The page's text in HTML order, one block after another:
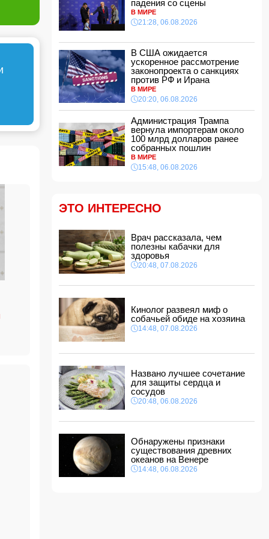
эстетической операции, проведенной
Сеймуром Мамедовым
15:28, 07.08.2026
Алтай Байындыр продолжит карьеру в Ла
Лиге
15:08, 07.08.2026
ВС РФ взяли под контроль Анискино в
Харьковской области
15:00, 07.08.2026
Кинолог развеял миф о собачьей обиде на
хозяина
14:48, 07.08.2026
По делу Arzum 9999 назначена повторная
комплексная экспертиза
14:28, 07.08.2026
На Самира Шарифова возложены новые
полномочия
14:14, 07.08.2026
должности посла
14:10, 07.08.2026
Моуринью в шоке после отказа Родри от
перехода в "Реал"
Ильхам Алиев подписал распоряжения в
связи с двумя дипломатами
14:00, 07.08.2026
Прогноз погоды в Азербайджане на 8 августа
12:48, 07.08.2026
В Азербайджане ищут сотрудников с
зарплатой до 10 000 манатов
12:40, 07.08.2026
падения со сцены
В МИРЕ
21:28, 06.08.2026
В США ожидается
ускоренное рассмотрение
законопроекта о санкциях
против РФ и Ирана
В МИРЕ
20:20, 06.08.2026
Администрация Трампа
вернула импортерам около
100 млрд долларов ранее
собранных пошлин
В МИРЕ
15:48, 06.08.2026
ЭТО ИНТЕРЕСНО
Врач рассказала, чем
полезны кабачки для
здоровья
20:48, 07.08.2026
Кинолог развеял миф о
собачьей обиде на хозяина
14:48, 07.08.2026
Названо лучшее сочетание
для защиты сердца и
сосудов
20:48, 06.08.2026
Обнаружены признаки
существования древних
океанов на Венере
14:48, 06.08.2026